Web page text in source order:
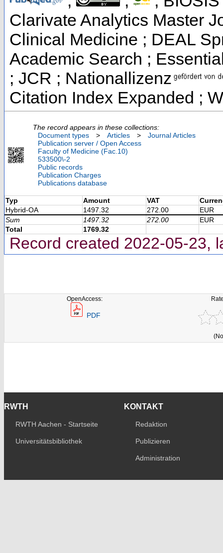
Clarivate Analytics Master
Clinical Medicine ; DEAL
Academic Search ;
; JCR ; Nationallizenz
Citation Index Expanded ;
The record appears in these collections:
Document types
> Articles >
Journal Articles
Publication server / Open Access
Faculty of Medicine (Fac.10)
533500\-2
Public records
Publication Charges
Publications database
Typ Amount VAT
Hybrid-OA
1497.32 272.00
EUR
Sum
1497.32 272.00
EUR
Total
1769.32
Record created 2022-05-23,
OpenAccess:
PDF
RWTH
RWTH Aachen - Startseite
Universitätsbibliothek
KONTAKT
Redaktion
Publizieren
Administration